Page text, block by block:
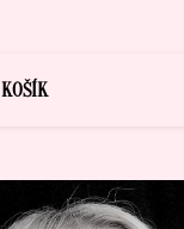
KOŠÍK